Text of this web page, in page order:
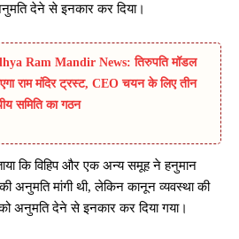
देने से इनकार कर दिया।
Ram Mandir News: तिरुपति मॉडल
राम मंदिर ट्रस्ट, CEO चयन के लिए तीन
समिति का गठन
कि विहिप और एक अन्य समूह ने हनुमान
अनुमति मांगी थी, लेकिन कानून व्यवस्था की
अनुमति देने से इनकार कर दिया गया।